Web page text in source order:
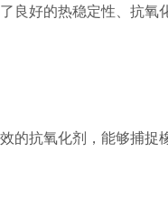
良好的热稳定性、抗氧
的抗氧化剂，能够捕捉